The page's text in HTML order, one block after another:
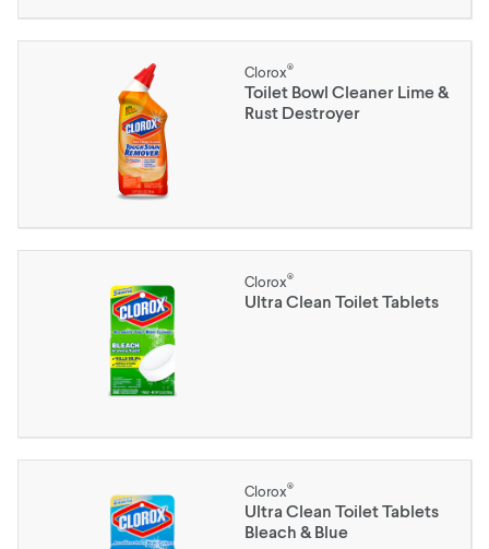
Clorox®
Toilet Bowl Cleaner Lime &
Rust Destroyer
Clorox®
Ultra Clean Toilet Tablets
Clorox®
Ultra Clean Toilet Tablets
Bleach & Blue